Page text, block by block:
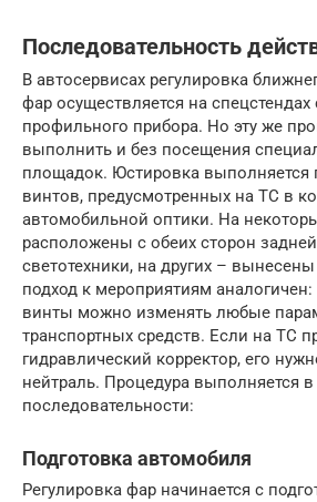
Последовательность
В автосервисах регулировка
фар осуществляется на
профильного прибора. Но эту же
выполнить и без посещения
площадок. Юстировка выполняется
винтов, предусмотренных на ТС в
автомобильной оптики. На
расположены с обеих сторон
светотехники, на других –
подход к мероприятиям
винты можно изменять любые
транспортных средств. Если на ТС
гидравлический корректор, его
нейтраль. Процедура выполняется в
последовательности:
Подготовка автомобиля
Регулировка фар начинается с